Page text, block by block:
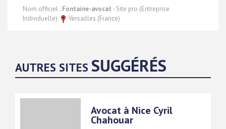
Nom officiel : Fontaine-avocat - Site pro (Entreprise
Individuelle)
Versailles (France)
AUTRES SITES SUGGÉRÉS
Avocat à Nice Cyril
Chahouar